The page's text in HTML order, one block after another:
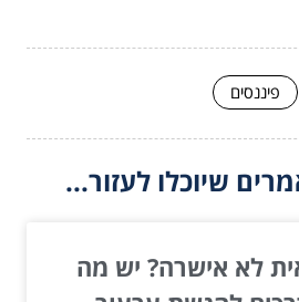
פיננסים
שיוכלו לעזור...
לא אישרה? יש מה